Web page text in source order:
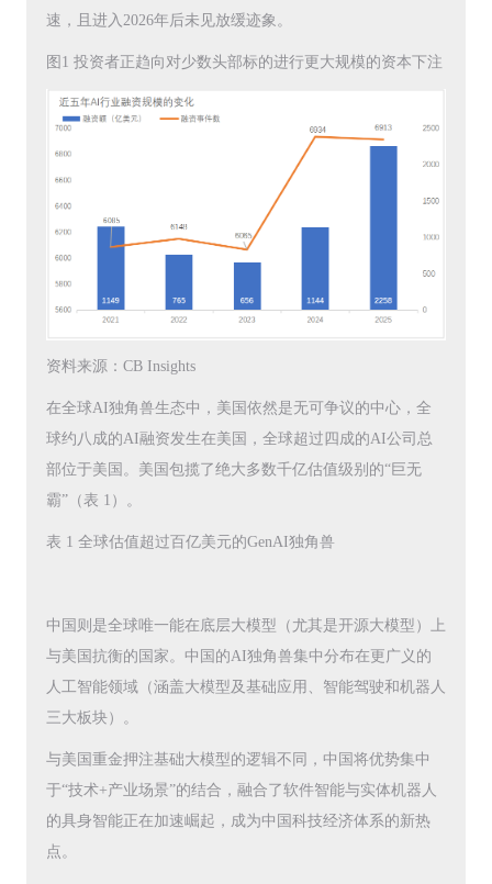
速，且进入2026年后未见放缓迹象。
图1 投资者正趋向对少数头部标的进行更大规模的资本下注
资料来源：CB Insights
在全球AI独角兽生态中，美国依然是无可争议的中心，全
球约八成的AI融资发生在美国，全球超过四成的AI公司总
部位于美国。美国包揽了绝大多数千亿估值级别的“巨无
霸”（表 1）。
表 1 全球估值超过百亿美元的GenAI独角兽
中国则是全球唯一能在底层大模型（尤其是开源大模型）上
与美国抗衡的国家。中国的AI独角兽集中分布在更广义的
人工智能领域（涵盖大模型及基础应用、智能驾驶和机器人
三大板块）。
与美国重金押注基础大模型的逻辑不同，中国将优势集中
于“技术+产业场景”的结合，融合了软件智能与实体机器人
的具身智能正在加速崛起，成为中国科技经济体系的新热
点。